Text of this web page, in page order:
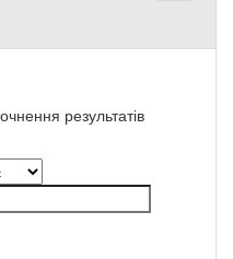
результатів